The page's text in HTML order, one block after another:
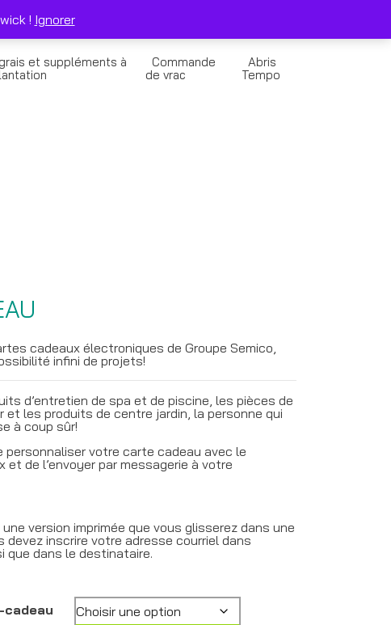
Solde de la Carte Cadeau
et suppléments à
Commande
de vrac
Abris
Tempo
cadeaux électroniques de Groupe Semico,
infini de projets!
d’entretien de spa et de piscine, les pièces de
et les produits de centre jardin, la personne qui
à coup sûr!
personnaliser votre carte cadeau avec le
et de l’envoyer par messagerie à votre
version imprimée que vous glisserez dans une
devez inscrire votre adresse courriel dans
que dans le destinataire.
! Ignorer